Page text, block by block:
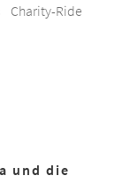
Ride
und die